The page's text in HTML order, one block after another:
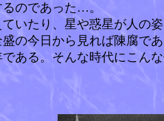
のであった…。
いたり、星や惑星が人の
の今日から見れば陳腐で
ある。そんな時代にこん